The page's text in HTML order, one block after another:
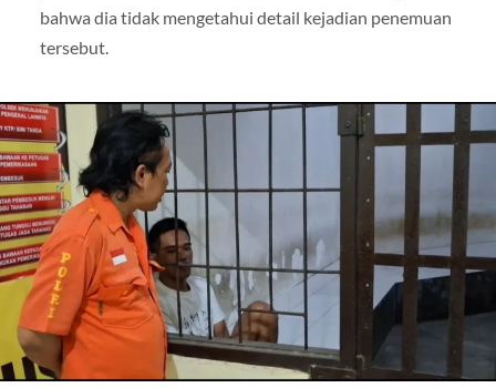
bahwa dia tidak mengetahui detail kejadian penemuan
tersebut.